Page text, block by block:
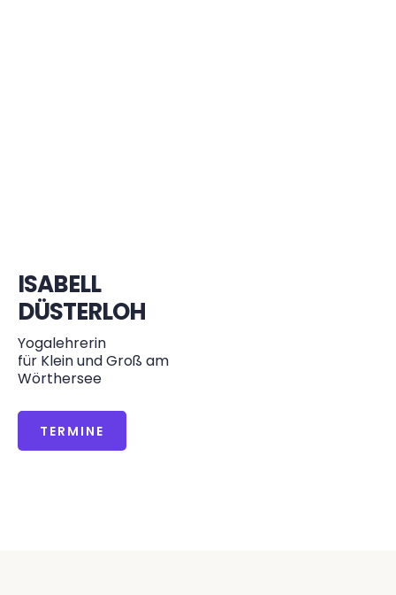
ISABELL
DÜSTERLOH
Yogalehrerin
für Klein und Groß am
Wörthersee
TERMINE